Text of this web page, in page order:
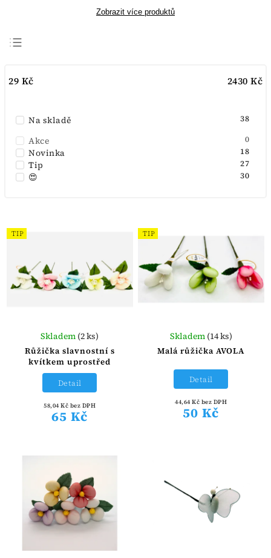
Zobrazit více produktů
Nejlevnější
Nejprodávanější
Abecedně
29 Kč 2430 Kč
Na skladě 38
Akce 0
Novinka 18
Tip 27
😍 30
TIP
Růžička slavnostní s
kvítkem uprostřed
Skladem (2 ks)
58,04 Kč bez DPH
65 Kč
Detail
TIP
Malá růžička AVOLA
Skladem (14 ks)
44,64 Kč bez DPH
50 Kč
Detail